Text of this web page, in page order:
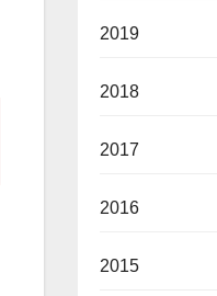
2019
2018
2017
2016
2015